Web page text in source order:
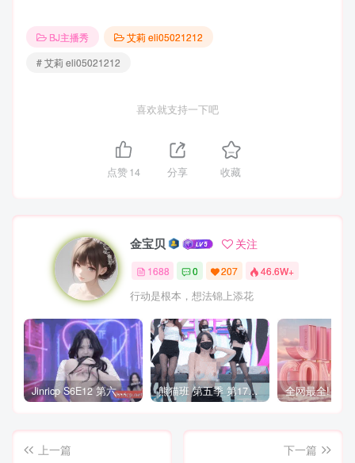
BJ主播秀
艾莉 eli05021212
# 艾莉 eli05021212
喜欢就支持一下吧
点赞14 分享 收藏
金宝贝 关注
1688 0 207 46.6W+
行动是根本，想法锦上添花
Jinricp S6E12 第六季 第12期 营救俘虏战 中英韩简繁字幕 熊猫班 第五季 第17期 最终职级赛&完结
上一篇
下一篇